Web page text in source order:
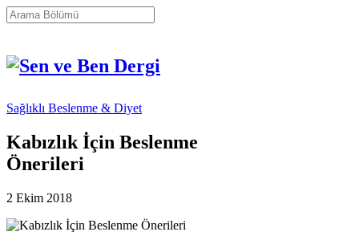
Sağlıklı Beslenme & Diyet
Kabızlık İçin Beslenme
Önerileri
2 Ekim 2018